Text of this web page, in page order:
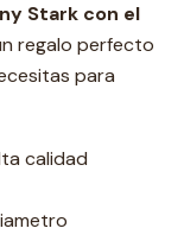
Stark con el
regalo perfecto
para
calidad